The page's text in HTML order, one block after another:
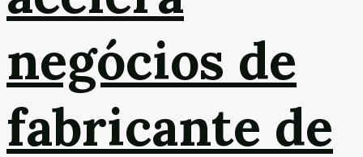
negócios de
fabricante de